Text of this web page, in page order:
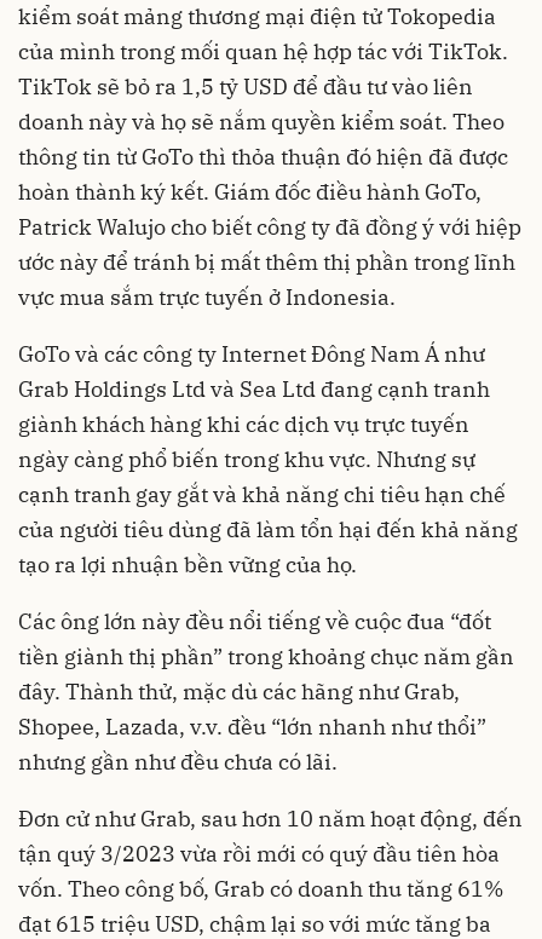
kiểm soát mảng thương mại điện tử Tokopedia
của mình trong mối quan hệ hợp tác với TikTok.
TikTok sẽ bỏ ra 1,5 tỷ USD để đầu tư vào liên
doanh này và họ sẽ nắm quyền kiểm soát. Theo
thông tin từ GoTo thì thỏa thuận đó hiện đã được
hoàn thành ký kết. Giám đốc điều hành GoTo,
Patrick Walujo cho biết công ty đã đồng ý với hiệp
ước này để tránh bị mất thêm thị phần trong lĩnh
vực mua sắm trực tuyến ở Indonesia.
GoTo và các công ty Internet Đông Nam Á như
Grab Holdings Ltd và Sea Ltd đang cạnh tranh
giành khách hàng khi các dịch vụ trực tuyến
ngày càng phổ biến trong khu vực. Nhưng sự
cạnh tranh gay gắt và khả năng chi tiêu hạn chế
của người tiêu dùng đã làm tổn hại đến khả năng
tạo ra lợi nhuận bền vững của họ.
Các ông lớn này đều nổi tiếng về cuộc đua “đốt
tiền giành thị phần” trong khoảng chục năm gần
đây. Thành thử, mặc dù các hãng như Grab,
Shopee, Lazada, v.v. đều “lớn nhanh như thổi”
nhưng gần như đều chưa có lãi.
Đơn cử như Grab, sau hơn 10 năm hoạt động, đến
tận quý 3/2023 vừa rồi mới có quý đầu tiên hòa
vốn. Theo công bố, Grab có doanh thu tăng 61%
đạt 615 triệu USD, chậm lại so với mức tăng ba